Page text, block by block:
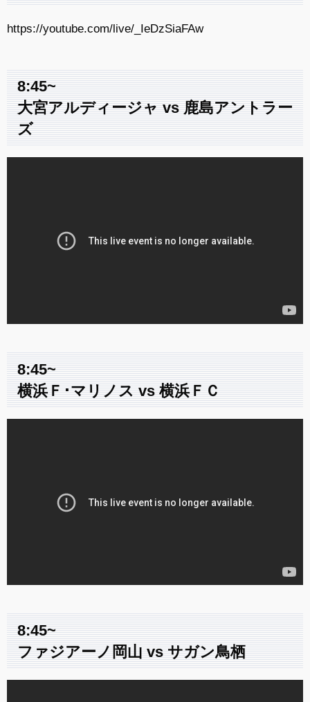
https://youtube.com/live/_IeDzSiaFAw
8:45~
大宮アルディージャ vs 鹿島アントラー
ズ
8:45~
横浜Ｆ･マリノス vs 横浜ＦＣ
8:45~
ファジアーノ岡山 vs サガン鳥栖